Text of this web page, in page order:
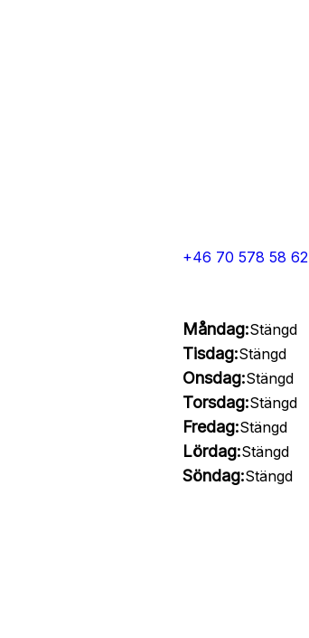
+46 70 578 58 62
Måndag:Stängd
Tisdag:Stängd
Onsdag:Stängd
Torsdag:Stängd
Fredag:Stängd
Lördag:Stängd
Söndag:Stängd